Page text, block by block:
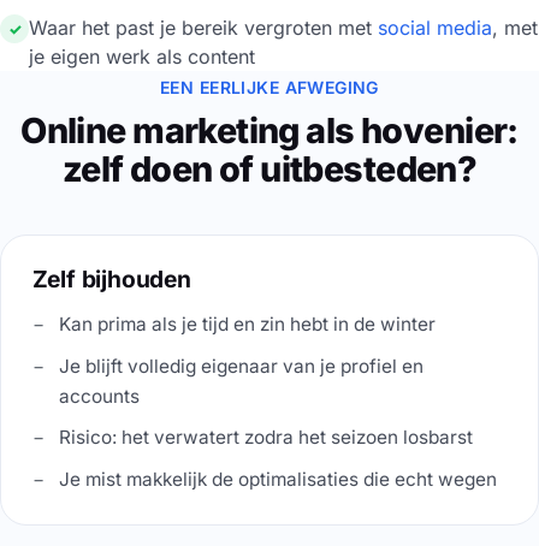
✓ Waar het past je bereik vergroten met social media, met
je eigen werk als content
EEN EERLIJKE AFWEGING
Online marketing als hovenier:
zelf doen of uitbesteden?
Zelf bijhouden
Kan prima als je tijd en zin hebt in de winter
Je blijft volledig eigenaar van je profiel en
accounts
Risico: het verwatert zodra het seizoen losbarst
Je mist makkelijk de optimalisaties die echt wegen